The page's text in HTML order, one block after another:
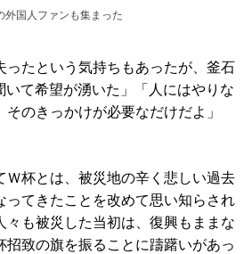
外国人ファンも集まった
たという気持ちもあったが、釜石
いて希望が湧いた」「人にはやりな
のきっかけが必要なだけだよ」
杯とは、被災地の辛く悲しい過去
ってきたことを改めて思い知らされ
々も被災した当初は、復興もままな
招致の旗を振ることに躊躇いがあっ